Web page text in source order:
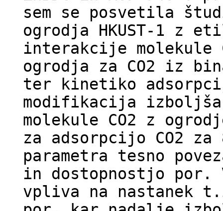
sem se posvetila
ogrodja HKUST-1 z
interakcije molekule
ogrodja za CO2 iz
ter kinetiko
modifikacija
molekule CO2 z
za adsorpcijo CO2
parametra tesno
in dostopnostjo por.
vpliva na nastanek